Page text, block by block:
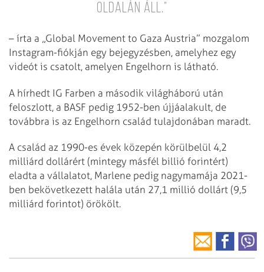
oldalán áll.”
– írta a „Global Movement to Gaza Austria” mozgalom
Instagram-fiókján egy bejegyzésben, amelyhez egy
videót is csatolt, amelyen Engelhorn is látható.
A hírhedt IG Farben a második világháború után
feloszlott, a BASF pedig 1952-ben újjáalakult, de
továbbra is az Engelhorn család tulajdonában maradt.
A család az 1990-es évek közepén körülbelül 4,2
milliárd dollárért (mintegy másfél billió forintért)
eladta a vállalatot, Marlene pedig nagymamája 2021-
ben bekövetkezett halála után 27,1 millió dollárt (9,5
milliárd forintot) örökölt.